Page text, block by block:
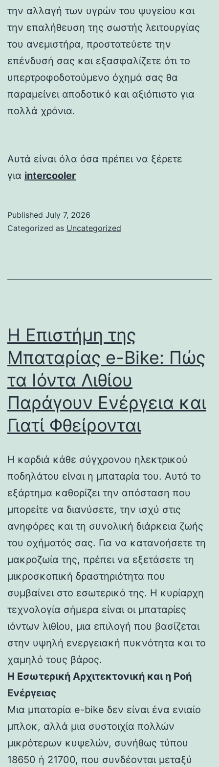
την αλλαγή των υγρών του ψυγείου και
την επαλήθευση της σωστής λειτουργίας
του ανεμιστήρα, προστατεύετε την
επένδυσή σας και εξασφαλίζετε ότι το
υπερτροφοδοτούμενο όχημά σας θα
παραμείνει αποδοτικό και αξιόπιστο για
πολλά χρόνια.
Αυτά είναι όλα όσα πρέπει να ξέρετε
για intercooler
Published July 7, 2026
Categorized as Uncategorized
Η Επιστήμη της
Μπαταρίας e-Bike: Πώς
τα Ιόντα Λιθίου
Παράγουν Ενέργεια και
Γιατί Φθείρονται
Η καρδιά κάθε σύγχρονου ηλεκτρικού
ποδηλάτου είναι η μπαταρία του. Αυτό το
εξάρτημα καθορίζει την απόσταση που
μπορείτε να διανύσετε, την ισχύ στις
ανηφόρες και τη συνολική διάρκεια ζωής
του οχήματός σας. Για να κατανοήσετε τη
μακροζωία της, πρέπει να εξετάσετε τη
μικροσκοπική δραστηριότητα που
συμβαίνει στο εσωτερικό της. Η κυρίαρχη
τεχνολογία σήμερα είναι οι μπαταρίες
ιόντων λιθίου, μια επιλογή που βασίζεται
στην υψηλή ενεργειακή πυκνότητα και το
χαμηλό τους βάρος.
Η Εσωτερική Αρχιτεκτονική και η Ροή
Ενέργειας
Μια μπαταρία e-bike δεν είναι ένα ενιαίο
μπλοκ, αλλά μια συστοιχία πολλών
μικρότερων κυψελών, συνήθως τύπου
18650 ή 21700, που συνδέονται μεταξύ